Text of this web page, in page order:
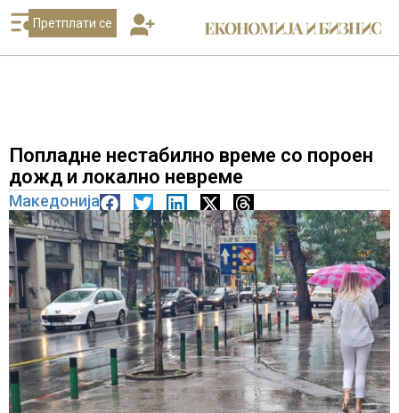
Претплати се
Попладне нестабилно време со пороен
дожд и локално невреме
Македонија